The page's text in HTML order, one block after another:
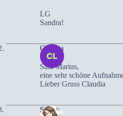
LG
Sandra!
Claudia
Salü Marius,
eine sehr schöne
Lieber Gruss Claudia
Sari